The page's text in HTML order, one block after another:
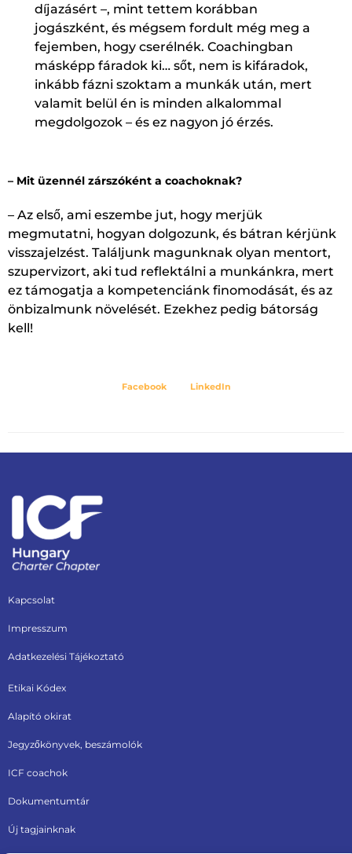
díjazásért –, mint tettem korábban
jogászként, és mégsem fordult még meg a
fejemben, hogy cserélnék. Coachingban
másképp fáradok ki… sőt, nem is kifáradok,
inkább fázni szoktam a munkák után, mert
valamit belül én is minden alkalommal
megdolgozok – és ez nagyon jó érzés.
– Mit üzennél zárszóként a coachoknak?
– Az első, ami eszembe jut, hogy merjük
megmutatni, hogyan dolgozunk, és bátran kérjünk
visszajelzést. Találjunk magunknak olyan mentort,
szupervizort, aki tud reflektálni a munkánkra, mert
ez támogatja a kompetenciánk finomodását, és az
önbizalmunk növelését. Ezekhez pedig bátorság
kell!
Facebook LinkedIn
Kapcsolat
Impresszum
Adatkezelési Tájékoztató
Etikai Kódex
Alapító okirat
Jegyzőkönyvek, beszámolók
ICF coachok
Dokumentumtár
Új tagjainknak